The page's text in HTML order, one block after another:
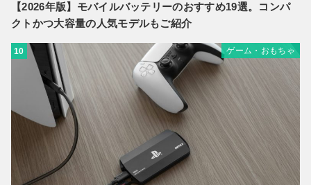
【2026年版】モバイルバッテリーのおすすめ19選。コンパ
クトかつ大容量の人気モデルもご紹介
10 ゲーム・おもちゃ